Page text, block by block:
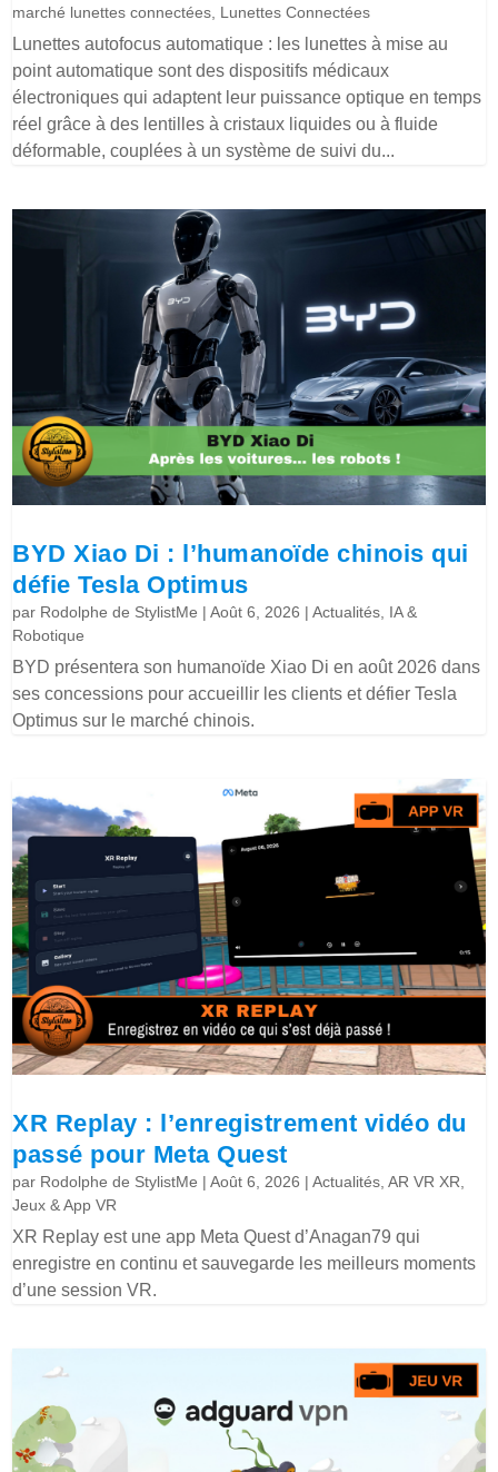
marché lunettes connectées Lunettes Connectées
Lunettes autofocus automatique : les lunettes à mise au
point automatique sont des dispositifs médicaux
électroniques qui adaptent leur puissance optique en temps
réel grâce à des lentilles à cristaux liquides ou à fluide
déformable, couplées à un système de suivi du...
BYD Xiao Di : l’humanoïde chinois qui
défie Tesla Optimus
par Rodolphe de StylistMe |Août 6, 2026 |Actualités IA &
Robotique
BYD présentera son humanoïde Xiao Di en août 2026 dans
ses concessions pour accueillir les clients et défier Tesla
Optimus sur le marché chinois.
XR Replay : l’enregistrement vidéo du
passé pour Meta Quest
par Rodolphe de StylistMe |Août 6, 2026 |Actualités ,AR VR XR
Jeux & App VR
XR Replay est une app Meta Quest d’Anagan79 qui
enregistre en continu et sauvegarde les meilleurs moments
d’une session VR.